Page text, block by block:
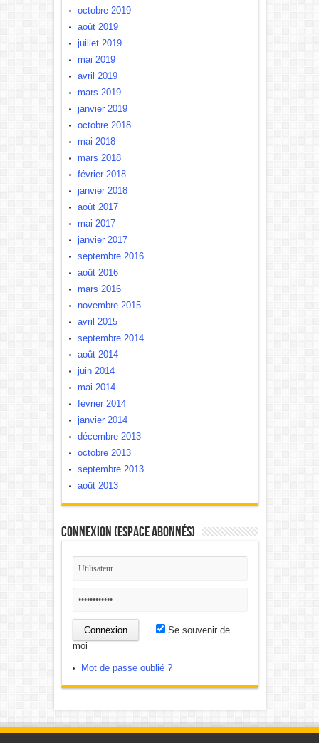
octobre 2019
août 2019
juillet 2019
mai 2019
avril 2019
mars 2019
janvier 2019
octobre 2018
mai 2018
mars 2018
février 2018
janvier 2018
août 2017
mai 2017
janvier 2017
septembre 2016
août 2016
mars 2016
novembre 2015
avril 2015
septembre 2014
août 2014
juin 2014
mai 2014
février 2014
janvier 2014
décembre 2013
octobre 2013
septembre 2013
août 2013
Connexion (Espace Abonnés)
Se souvenir de
moi
Mot de passe oublié ?